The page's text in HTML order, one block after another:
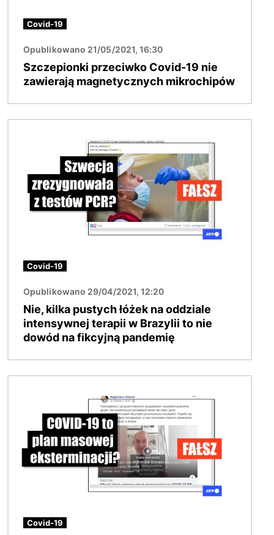
Covid-19
Opublikowano 21/05/2021, 16:30
Szczepionki przeciwko Covid-19 nie
zawierają magnetycznych mikrochipów
Covid-19
Opublikowano 29/04/2021, 12:20
Nie, kilka pustych łóżek na oddziale
intensywnej terapii w Brazylii to nie
dowód na fikcyjną pandemię
Covid-19